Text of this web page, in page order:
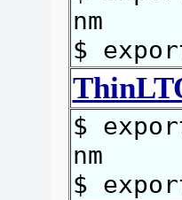
nm
$
$
nm
$